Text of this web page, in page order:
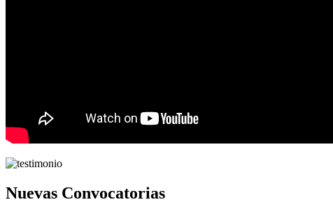
Nuevas Convocatorias